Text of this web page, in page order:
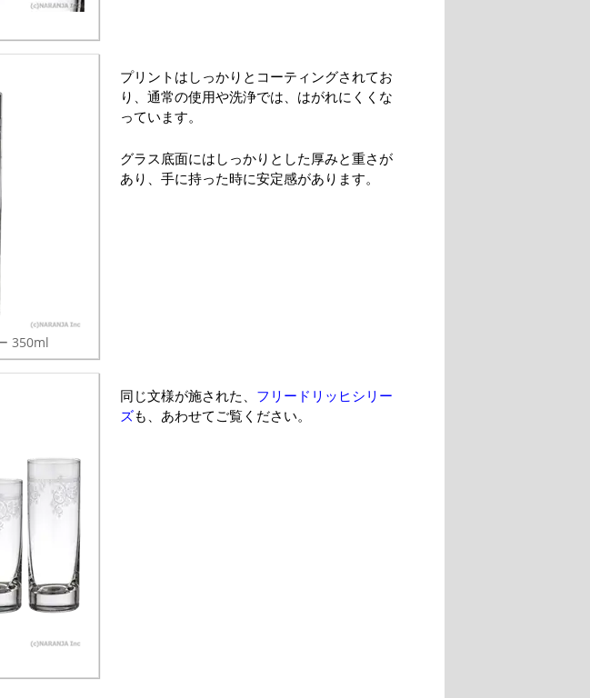
350ml
プリントはしっかりとコーティングされてお
り、通常の使用や洗浄では、はがれにくくな
っています。
グラス底面にはしっかりとした厚みと重さが
あり、手に持った時に安定感があります。
同じ文様が施された、 フリードリッヒシリー
ズも、あわせてご覧ください。